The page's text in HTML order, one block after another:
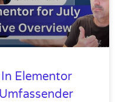
Elementor